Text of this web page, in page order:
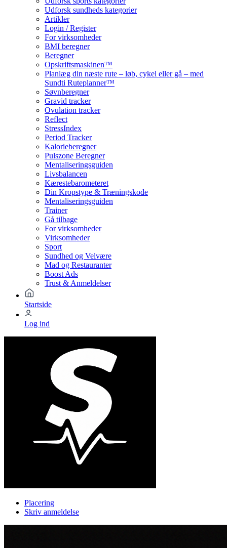
Udforsk sundheds kategorier
Artikler
Login / Register
For virksomheder
BMI beregner
Beregner
Opskriftsmaskinen™
Planlæg din næste rute – løb, cykel eller gå – med
Sundti Ruteplanner™
Søvnberegner
Gravid tracker
Ovulation tracker
Reflect
StressIndex
Period Tracker
Kalorieberegner
Pulszone Beregner
Mentaliseringsguiden
Livsbalancen
Kærestebarometeret
Din Kropstype & Træningskode
Mentaliseringsguiden
Trainer
Gå tilbage
For virksomheder
Virksomheder
Sport
Sundhed og Velvære
Mad og Restauranter
Boost Ads
Trust & Anmeldelser
Startside
Log ind
Placering
Skriv anmeldelse